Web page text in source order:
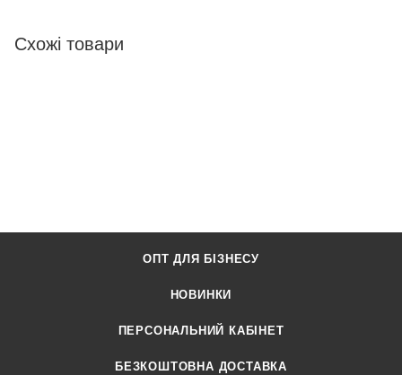
Схожі товари
ОПТ ДЛЯ БІЗНЕСУ
НОВИНКИ
ПЕРСОНАЛЬНИЙ КАБІНЕТ
БЕЗКОШТОВНА ДОСТАВКА